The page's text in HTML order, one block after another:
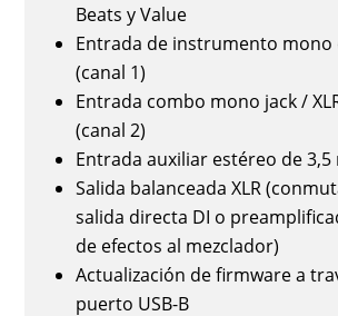
Beats y Value
Entrada de instrumento mono
(canal 1)
Entrada combo mono jack /
(canal 2)
Entrada auxiliar estéreo de 3,5
Salida balanceada XLR
salida directa DI o
de efectos al mezclador)
Actualización de firmware a
puerto USB-B